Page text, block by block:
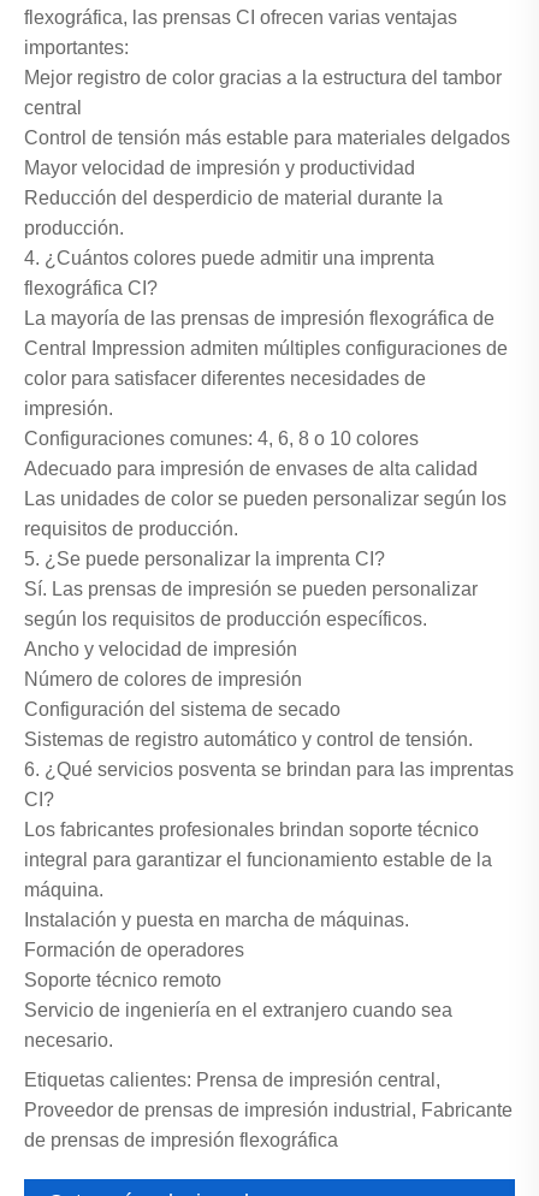
flexográfica, las prensas CI ofrecen varias ventajas
importantes:
Mejor registro de color gracias a la estructura del tambor
central
Control de tensión más estable para materiales delgados
Mayor velocidad de impresión y productividad
Reducción del desperdicio de material durante la
producción.
4. ¿Cuántos colores puede admitir una imprenta
flexográfica CI?
La mayoría de las prensas de impresión flexográfica de
Central Impression admiten múltiples configuraciones de
color para satisfacer diferentes necesidades de
impresión.
Configuraciones comunes: 4, 6, 8 o 10 colores
Adecuado para impresión de envases de alta calidad
Las unidades de color se pueden personalizar según los
requisitos de producción.
5. ¿Se puede personalizar la imprenta CI?
Sí. Las prensas de impresión se pueden personalizar
según los requisitos de producción específicos.
Ancho y velocidad de impresión
Número de colores de impresión
Configuración del sistema de secado
Sistemas de registro automático y control de tensión.
6. ¿Qué servicios posventa se brindan para las imprentas
CI?
Los fabricantes profesionales brindan soporte técnico
integral para garantizar el funcionamiento estable de la
máquina.
Instalación y puesta en marcha de máquinas.
Formación de operadores
Soporte técnico remoto
Servicio de ingeniería en el extranjero cuando sea
necesario.
Etiquetas calientes: Prensa de impresión central,
Proveedor de prensas de impresión industrial, Fabricante
de prensas de impresión flexográfica